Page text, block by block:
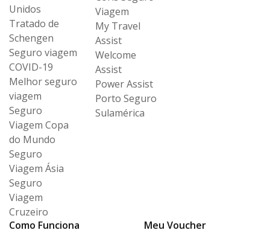
Unidos
Tratado de
Schengen
Seguro viagem
COVID-19
Melhor seguro
viagem
Seguro
Viagem Copa
do Mundo
Seguro
Viagem Ásia
Seguro
Viagem
Cruzeiro
Viagem
My Travel
Assist
Welcome
Assist
Power Assist
Porto Seguro
Sulamérica
Como Funciona
Meu Voucher